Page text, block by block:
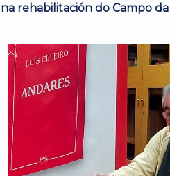
na rehabilitación do Campo da